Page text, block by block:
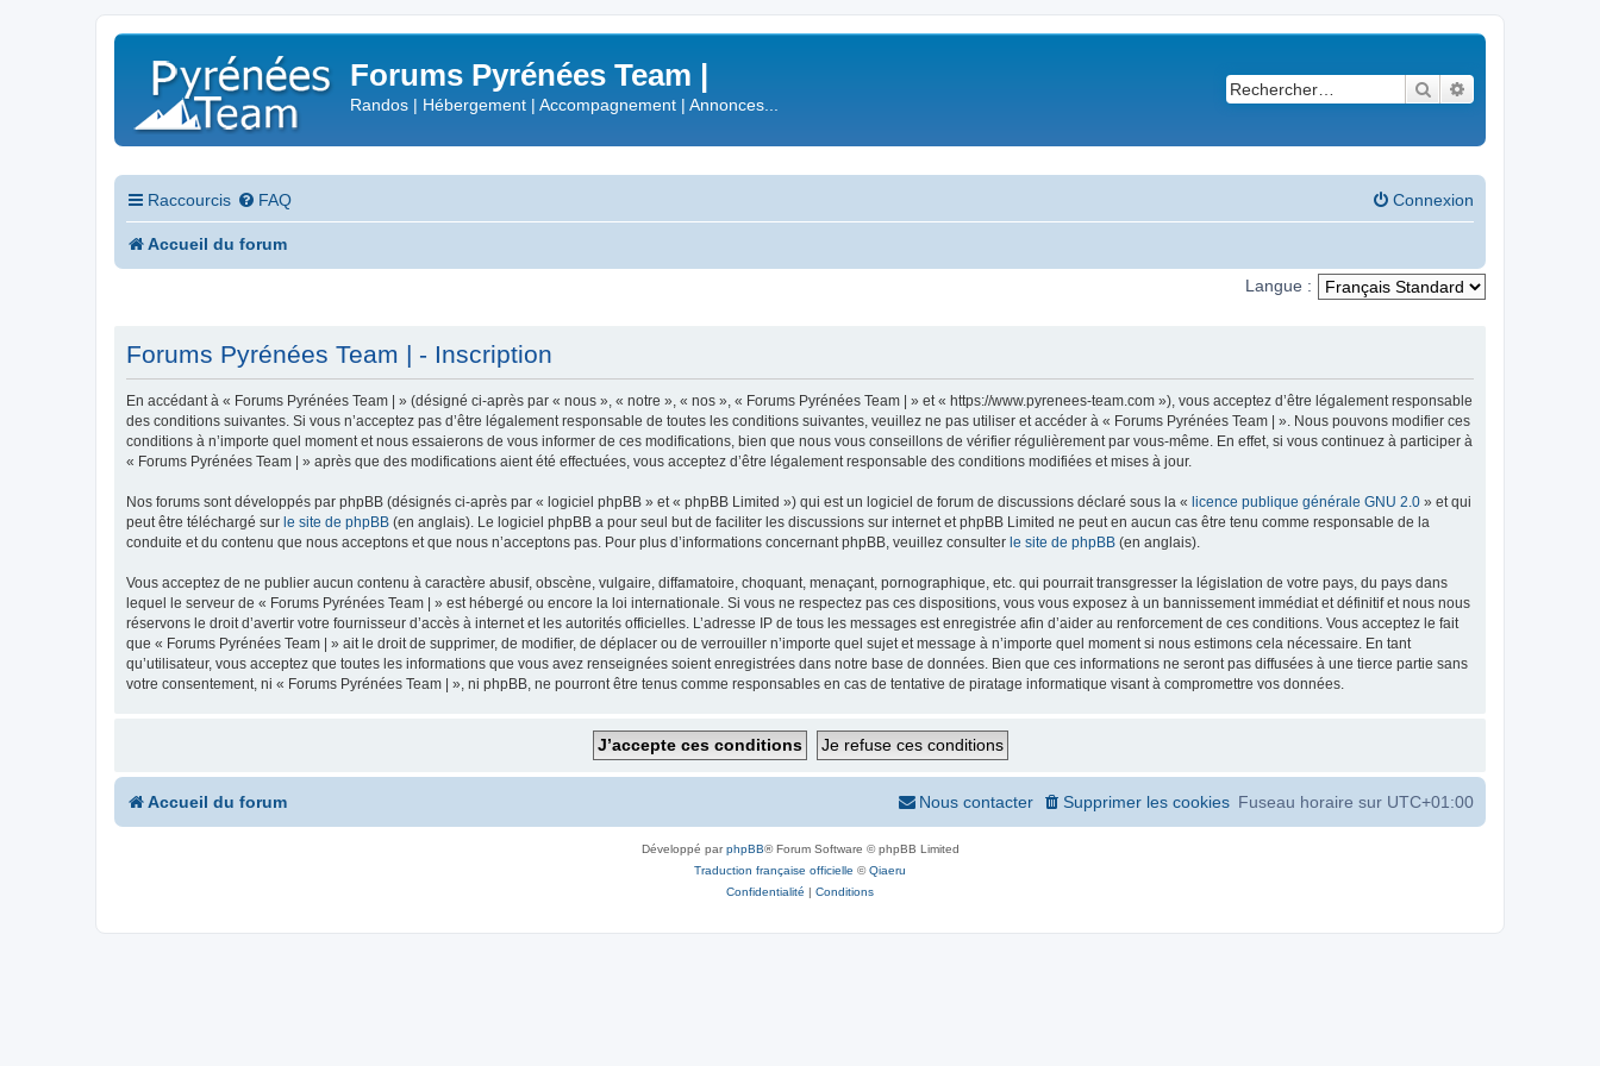
Forums Pyrénées Team |
Randos | Hébergement | Accompagnement | Annonces...
Rechercher
Raccourcis FAQ Connexion
Accueil du forum
Langue :
Forums Pyrénées Team | - Inscription
En accédant à « Forums Pyrénées Team | » (désigné ci-après par « nous », « notre », « nos », « Forums Pyrénées Team | » et « https://www.pyrenees-team.com »), vous acceptez d’être légalement responsable
des conditions suivantes. Si vous n’acceptez pas d’être légalement responsable de toutes les conditions suivantes, veuillez ne pas utiliser et accéder à « Forums Pyrénées Team | ». Nous pouvons modifier ces
conditions à n’importe quel moment et nous essaierons de vous informer de ces modifications, bien que nous vous conseillons de vérifier régulièrement par vous-même. En effet, si vous continuez à participer à
« Forums Pyrénées Team | » après que des modifications aient été effectuées, vous acceptez d’être légalement responsable des conditions modifiées et mises à jour.
Nos forums sont développés par phpBB (désignés ci-après par « logiciel phpBB » et « phpBB Limited ») qui est un logiciel de forum de discussions déclaré sous la « licence publique générale GNU 2.0 » et qui
peut être téléchargé sur le site de phpBB (en anglais). Le logiciel phpBB a pour seul but de faciliter les discussions sur internet et phpBB Limited ne peut en aucun cas être tenu comme responsable de la
conduite et du contenu que nous acceptons et que nous n’acceptons pas. Pour plus d’informations concernant phpBB, veuillez consulter le site de phpBB (en anglais).
Vous acceptez de ne publier aucun contenu à caractère abusif, obscène, vulgaire, diffamatoire, choquant, menaçant, pornographique, etc. qui pourrait transgresser la législation de votre pays, du pays dans
lequel le serveur de « Forums Pyrénées Team | » est hébergé ou encore la loi internationale. Si vous ne respectez pas ces dispositions, vous vous exposez à un bannissement immédiat et définitif et nous nous
réservons le droit d’avertir votre fournisseur d’accès à internet et les autorités officielles. L’adresse IP de tous les messages est enregistrée afin d’aider au renforcement de ces conditions. Vous acceptez le fait
que « Forums Pyrénées Team | » ait le droit de supprimer, de modifier, de déplacer ou de verrouiller n’importe quel sujet et message à n’importe quel moment si nous estimons cela nécessaire. En tant
qu’utilisateur, vous acceptez que toutes les informations que vous avez renseignées soient enregistrées dans notre base de données. Bien que ces informations ne seront pas diffusées à une tierce partie sans
votre consentement, ni « Forums Pyrénées Team | », ni phpBB, ne pourront être tenus comme responsables en cas de tentative de piratage informatique visant à compromettre vos données.
Accueil du forum Fuseau horaire sur UTC+01:00
Supprimer les cookies
Nous contacter
Développé parphpBB® Forum Software © phpBB Limited
Traduction française officielle ©Qiaeru
Confidentialité | Conditions